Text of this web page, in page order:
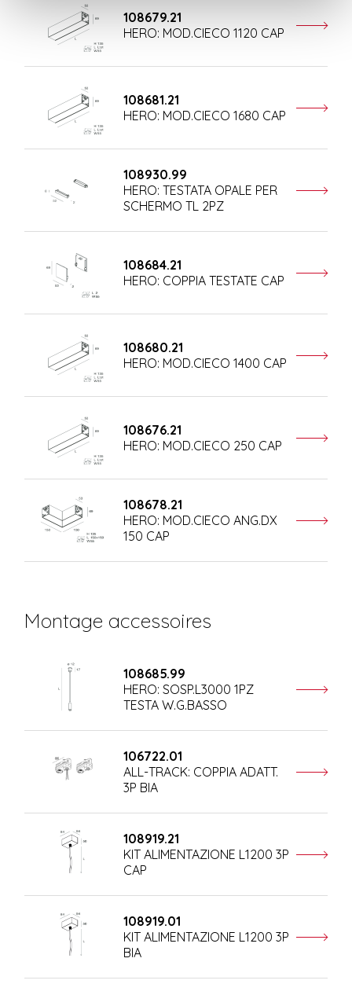
108679.21
HERO: MOD.CIECO 1120 CAP
108681.21
HERO: MOD.CIECO 1680 CAP
108930.99
HERO: TESTATA OPALE PER
SCHERMO TL 2PZ
108684.21
HERO: COPPIA TESTATE CAP
108680.21
HERO: MOD.CIECO 1400 CAP
108676.21
HERO: MOD.CIECO 250 CAP
108678.21
HERO: MOD.CIECO ANG.DX
150 CAP
Montage accessoires
108685.99
HERO: SOSP.L3000 1PZ
TESTA W.G.BASSO
106722.01
ALL-TRACK: COPPIA ADATT.
3P BIA
108919.21
KIT ALIMENTAZIONE L1200 3P
CAP
108919.01
KIT ALIMENTAZIONE L1200 3P
BIA